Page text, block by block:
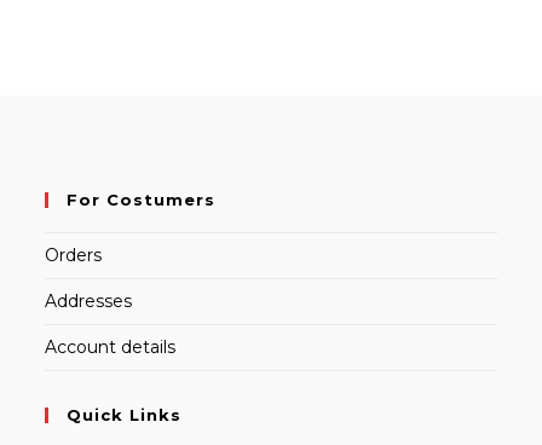
For Costumers
Orders
Addresses
Account details
Quick Links